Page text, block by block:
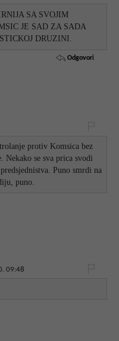
SA SVOJIM
JE SAD ZA SADA
DRUZINI.
Odgovori
protiv Komsica bez
se sva prica svodi
Puno smrdi na
puno.
09:48